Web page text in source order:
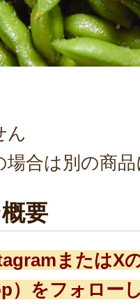
ん
合は別の商
要
またはX
）をフォロー